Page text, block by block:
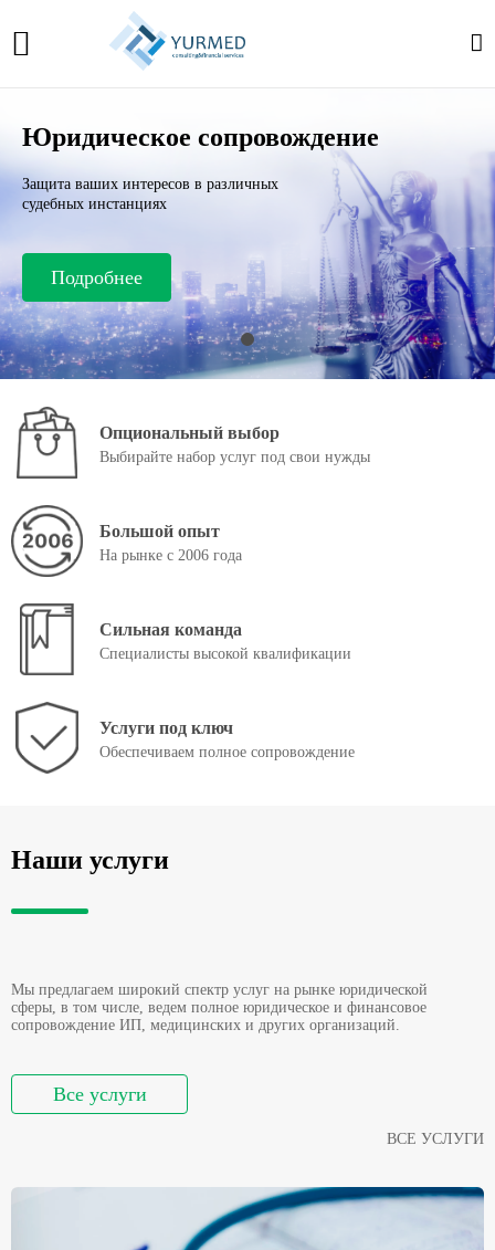
Юридическое сопровождение
Защита ваших интересов в различных
судебных инстанциях
Подробнее
Опциональный выбор
Выбирайте набор услуг под свои нужды
Большой опыт
На рынке с 2006 года
Сильная команда
Специалисты высокой квалификации
Услуги под ключ
Обеспечиваем полное сопровождение
Наши услуги
Мы предлагаем широкий спектр услуг на рынке юридической
сферы, в том числе, ведем полное юридическое и финансовое
сопровождение ИП, медицинских и других организаций.
Все услуги
ВСЕ УСЛУГИ